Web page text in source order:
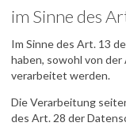
im Sinne des
Im Sinne des Art. 13
haben, sowohl von
verarbeitet werden.
Die Verarbeitung
des Art. 28 der